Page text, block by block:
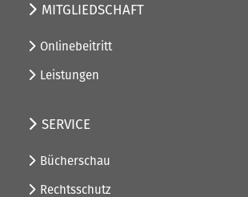
MITGLIEDSCHAFT
Onlinebeitritt
Leistungen
SERVICE
Bücherschau
Rechtsschutz